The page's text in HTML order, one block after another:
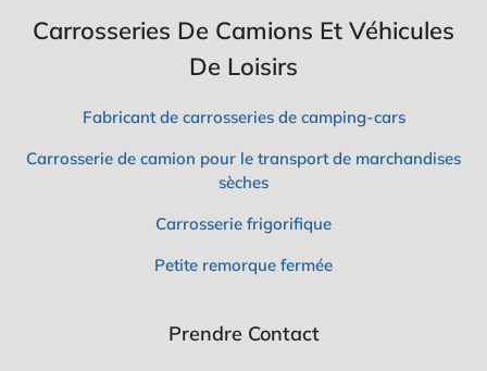
Carrosseries De Camions Et Véhicules
De Loisirs
Fabricant de carrosseries de camping-cars
Carrosserie de camion pour le transport de marchandises
sèches
Carrosserie frigorifique
Petite remorque fermée
Prendre Contact